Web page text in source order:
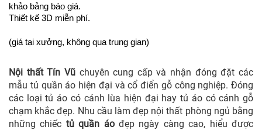
khảo bảng báo giá.
Thiết kế 3D miễn phí.
(giá tại xưởng, không qua trung gian)
Nội thất Tín Vũ chuyên cung cấp và nhận đóng đặt các
mẫu tủ quần áo hiện đại và cổ điển gỗ công nghiệp. Đóng
các loại tủ áo có cánh lùa hiện đại hay tủ áo có cánh gỗ
chạm khắc đẹp. Nhu cầu làm đẹp nội thất phòng ngủ bằng
những chiếc tủ quần áođẹp ngày càng cao, hiểu được